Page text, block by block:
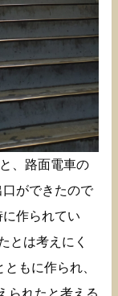
、路面電車の
ができたので
作られてい
とは考えにく
もに作られ、